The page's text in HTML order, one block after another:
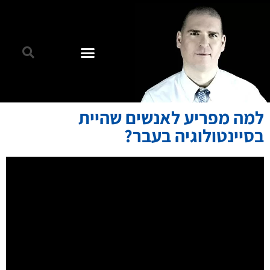
למה מפריע לאנשים שהיית
בסיינטולוגיה בעבר?